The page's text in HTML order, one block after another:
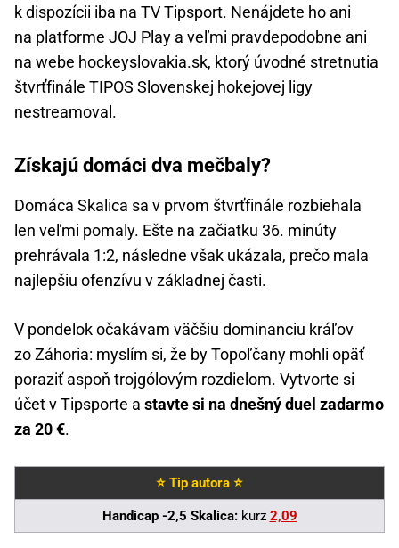
k dispozícii iba na TV Tipsport. Nenájdete ho ani
na platforme JOJ Play a veľmi pravdepodobne ani
na webe hockeyslovakia.sk, ktorý úvodné stretnutia
štvrťfinále TIPOS Slovenskej hokejovej ligy
nestreamoval.
Získajú domáci dva mečbaly?
Domáca Skalica sa v prvom štvrťfinále rozbiehala
len veľmi pomaly. Ešte na začiatku 36. minúty
prehrávala 1:2, následne však ukázala, prečo mala
najlepšiu ofenzívu v základnej časti.
V pondelok očakávam väčšiu dominanciu kráľov
zo Záhoria: myslím si, že by Topoľčany mohli opäť
poraziť aspoň trojgólovým rozdielom. Vytvorte si
účet v Tipsporte a stavte si na dnešný duel zadarmo
za 20 €.
⭐ Tip autora ⭐
Handicap -2,5 Skalica: kurz 2,09